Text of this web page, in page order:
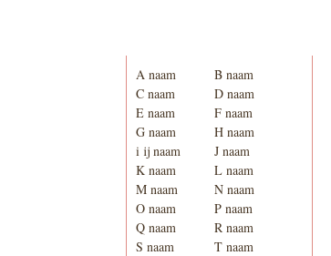
A naam
B naam
C naam
D naam
E naam
F naam
G naam
H naam
i ij naam
J naam
K naam
L naam
M naam
N naam
O naam
P naam
Q naam
R naam
S naam
T naam